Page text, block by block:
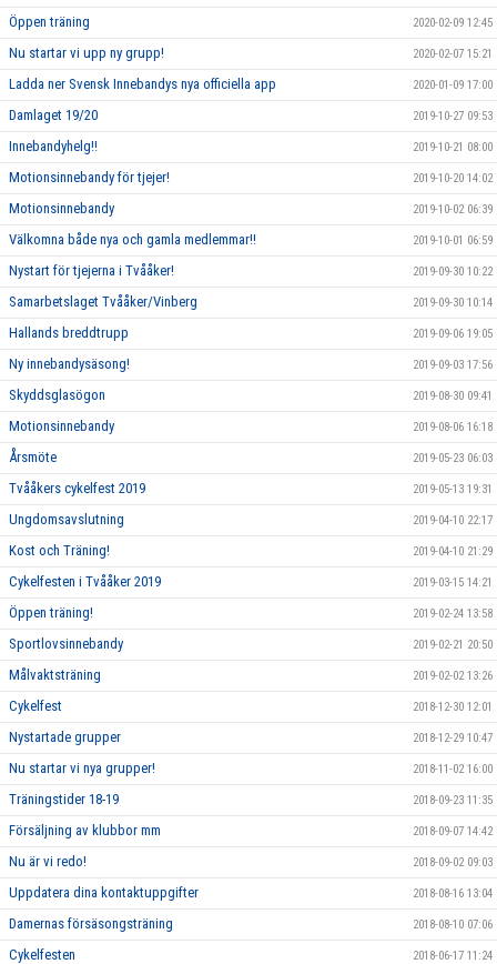
Öppen träning 2020-02-09 12:45
Nu startar vi upp ny grupp! 2020-02-07 15:21
Ladda ner Svensk Innebandys nya officiella app 2020-01-09 17:00
Damlaget 19/20 2019-10-27 09:53
Innebandyhelg!! 2019-10-21 08:00
Motionsinnebandy för tjejer! 2019-10-20 14:02
Motionsinnebandy 2019-10-02 06:39
Välkomna både nya och gamla medlemmar!! 2019-10-01 06:59
Nystart för tjejerna i Tvååker! 2019-09-30 10:22
Samarbetslaget Tvååker/Vinberg 2019-09-30 10:14
Hallands breddtrupp 2019-09-06 19:05
Ny innebandysäsong! 2019-09-03 17:56
Skyddsglasögon 2019-08-30 09:41
Motionsinnebandy 2019-08-06 16:18
Årsmöte 2019-05-23 06:03
Tvååkers cykelfest 2019 2019-05-13 19:31
Ungdomsavslutning 2019-04-10 22:17
Kost och Träning! 2019-04-10 21:29
Cykelfesten i Tvååker 2019 2019-03-15 14:21
Öppen träning! 2019-02-24 13:58
Sportlovsinnebandy 2019-02-21 20:50
Målvaktsträning 2019-02-02 13:26
Cykelfest 2018-12-30 12:01
Nystartade grupper 2018-12-29 10:47
Nu startar vi nya grupper! 2018-11-02 16:00
Träningstider 18-19 2018-09-23 11:35
Försäljning av klubbor mm 2018-09-07 14:42
Nu är vi redo! 2018-09-02 09:03
Uppdatera dina kontaktuppgifter 2018-08-16 13:04
Damernas försäsongsträning 2018-08-10 07:06
Cykelfesten 2018-06-17 11:24